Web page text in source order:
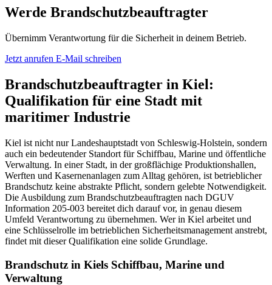
Werde Brandschutzbeauftragter
Übernimm Verantwortung für die Sicherheit in deinem Betrieb.
Jetzt anrufen E-Mail schreiben
Brandschutzbeauftragter in Kiel:
Qualifikation für eine Stadt mit
maritimer Industrie
Kiel ist nicht nur Landeshauptstadt von Schleswig-Holstein, sondern
auch ein bedeutender Standort für Schiffbau, Marine und öffentliche
Verwaltung. In einer Stadt, in der großflächige Produktionshallen,
Werften und Kasernenanlagen zum Alltag gehören, ist betrieblicher
Brandschutz keine abstrakte Pflicht, sondern gelebte Notwendigkeit.
Die Ausbildung zum Brandschutzbeauftragten nach DGUV
Information 205-003 bereitet dich darauf vor, in genau diesem
Umfeld Verantwortung zu übernehmen. Wer in Kiel arbeitet und
eine Schlüsselrolle im betrieblichen Sicherheitsmanagement anstrebt,
findet mit dieser Qualifikation eine solide Grundlage.
Brandschutz in Kiels Schiffbau, Marine und
Verwaltung